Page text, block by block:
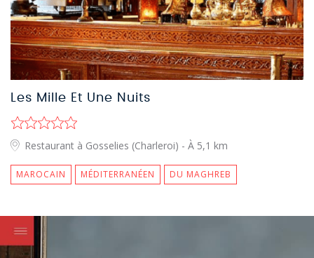
Les Mille Et Une Nuits
Restaurant à Gosselies (Charleroi) - À 5,1 km
MAROCAIN MÉDITERRANÉEN DU MAGHREB